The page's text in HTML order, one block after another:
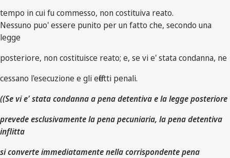
tempo in cui fu commesso, non costituiva reato.
Nessuno puo' essere punito per un fatto che, secondo una
legge
posteriore, non costituisce reato; e, se vi e' stata condanna, ne
cessano l'esecuzione e gli effetti penali.
((Se vi e' stata condanna a pena detentiva e la legge posteriore
prevede esclusivamente la pena pecuniaria, la pena detentiva
inflitta
si converte immediatamente nella corrispondente pena